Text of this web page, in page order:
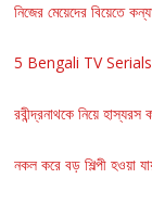
নিজের মেয়েদের বিয়েতে
5 Bengali TV
রবীন্দ্রনাথকে নিয়ে
নকল করে বড় শিল্পী হওয়া